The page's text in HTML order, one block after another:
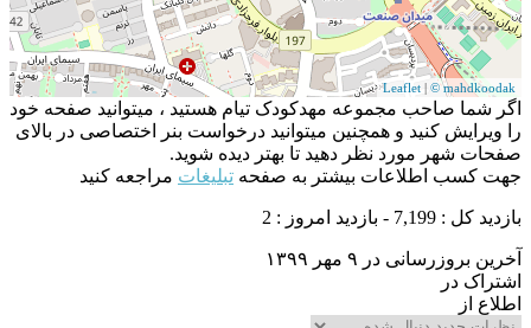
Leaflet|©
شما صاحب مجموعه مهدکودک تیام هستید ، میتوانید صفحه خود
کنید و همچنین میتوانید درخواست بنر اختصاصی در بالای
شهر مورد نظر دهید تا بهتر دیده شوید.
کسب اطلاعات بیشتر به صفحهتبلیغاتمراجعه کنید
- بازدید امروز : 2
بروزرسانی در ۹ مهر ۱۳۹۹
در
از